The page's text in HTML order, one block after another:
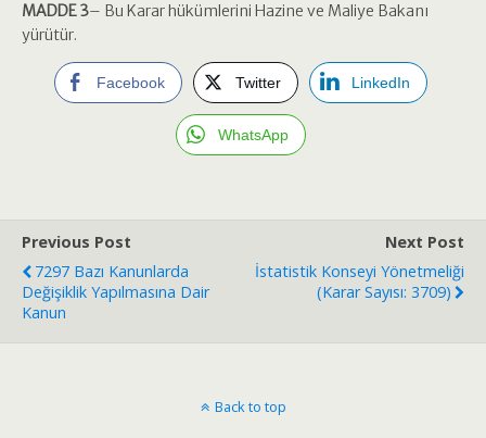
MADDE 3– Bu Karar hükümlerini Hazine ve Maliye Bakanı
yürütür.
Facebook Twitter LinkedIn
WhatsApp
Previous Post
7297 Bazı Kanunlarda
Değişiklik Yapılmasına Dair
Kanun
Next Post
İstatistik Konseyi Yönetmeliği
(Karar Sayısı: 3709)
Back to top